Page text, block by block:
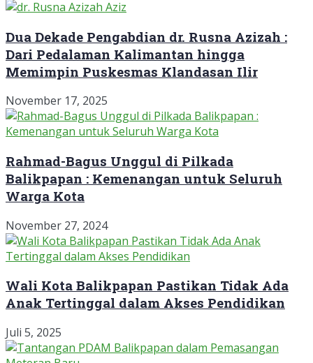
Dua Dekade Pengabdian dr. Rusna Azizah :
Dari Pedalaman Kalimantan hingga
Memimpin Puskesmas Klandasan Ilir
November 17, 2025
Rahmad-Bagus Unggul di Pilkada
Balikpapan : Kemenangan untuk Seluruh
Warga Kota
November 27, 2024
Wali Kota Balikpapan Pastikan Tidak Ada
Anak Tertinggal dalam Akses Pendidikan
Juli 5, 2025